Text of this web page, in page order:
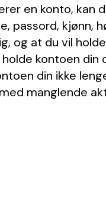
en konto,
passord, kjønn,
og at du vil
kontoen
din ikke
manglende